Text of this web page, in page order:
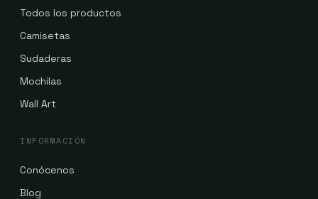
Todos los productos
Camisetas
Sudaderas
Mochilas
Wall Art
INFORMACIÓN
Conócenos
Blog